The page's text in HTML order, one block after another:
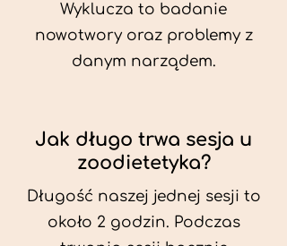
Wyklucza to badanie
nowotwory oraz problemy z
danym narządem.
Jak długo trwa sesja u
zoodietetyka?
Długość naszej jednej sesji to
około 2 godzin. Podczas